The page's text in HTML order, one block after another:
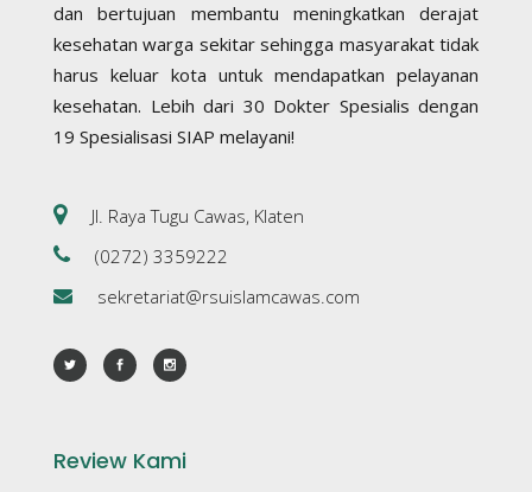
dan bertujuan membantu meningkatkan derajat
kesehatan warga sekitar sehingga masyarakat tidak
harus keluar kota untuk mendapatkan pelayanan
kesehatan. Lebih dari 30 Dokter Spesialis dengan
19 Spesialisasi SIAP melayani!
Jl. Raya Tugu Cawas, Klaten
(0272) 3359222
sekretariat@rsuislamcawas.com
Review Kami